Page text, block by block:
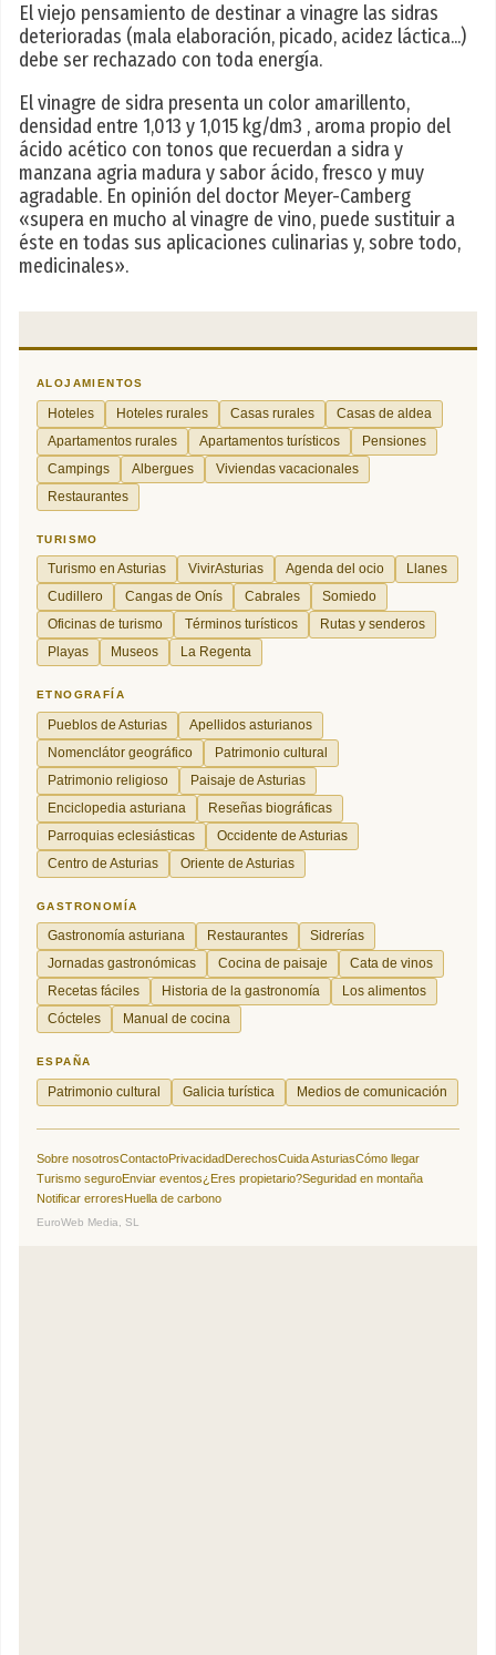
El viejo pensamiento de destinar a vinagre las sidras
deterioradas (mala elaboración, picado, acidez láctica...)
debe ser rechazado con toda energía.
El vinagre de sidra presenta un color amarillento,
densidad entre 1,013 y 1,015 kg/dm3 , aroma propio del
ácido acético con tonos que recuerdan a sidra y
manzana agria madura y sabor ácido, fresco y muy
agradable. En opinión del doctor Meyer-Camberg
«supera en mucho al vinagre de vino, puede sustituir a
éste en todas sus aplicaciones culinarias y, sobre todo,
medicinales».